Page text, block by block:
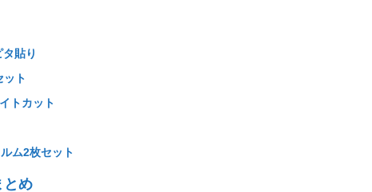
貼り
ト
トカット
ム2枚セット
とめ